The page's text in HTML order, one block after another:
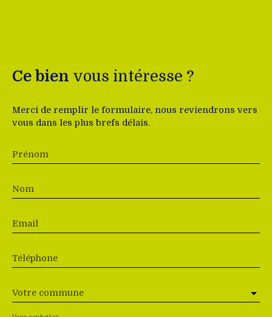
Ce bien vous intéresse ?
Merci de remplir le formulaire, nous reviendrons vers
vous dans les plus brefs délais.
Prénom
Nom
Email
Téléphone
Votre commune